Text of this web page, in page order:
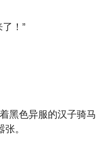
！”
色异服的汉子骑马
。